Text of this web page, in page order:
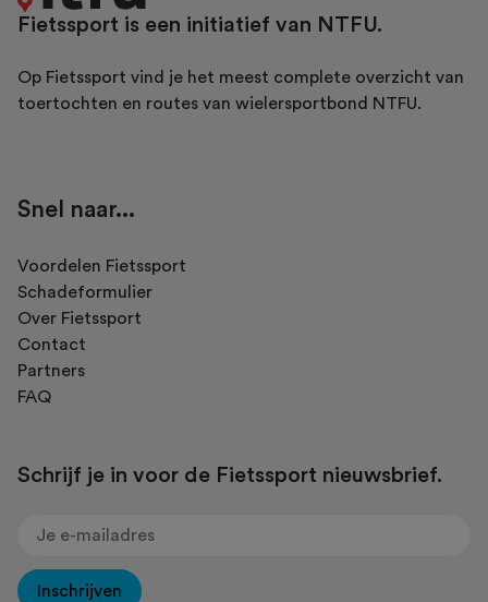
Fietssport is een initiatief van NTFU.
Op Fietssport vind je het meest complete overzicht van
toertochten en routes van wielersportbond NTFU.
Snel naar...
Voordelen Fietssport
Schadeformulier
Over Fietssport
Contact
Partners
FAQ
Schrijf je in voor de Fietssport nieuwsbrief.
Inschrijven